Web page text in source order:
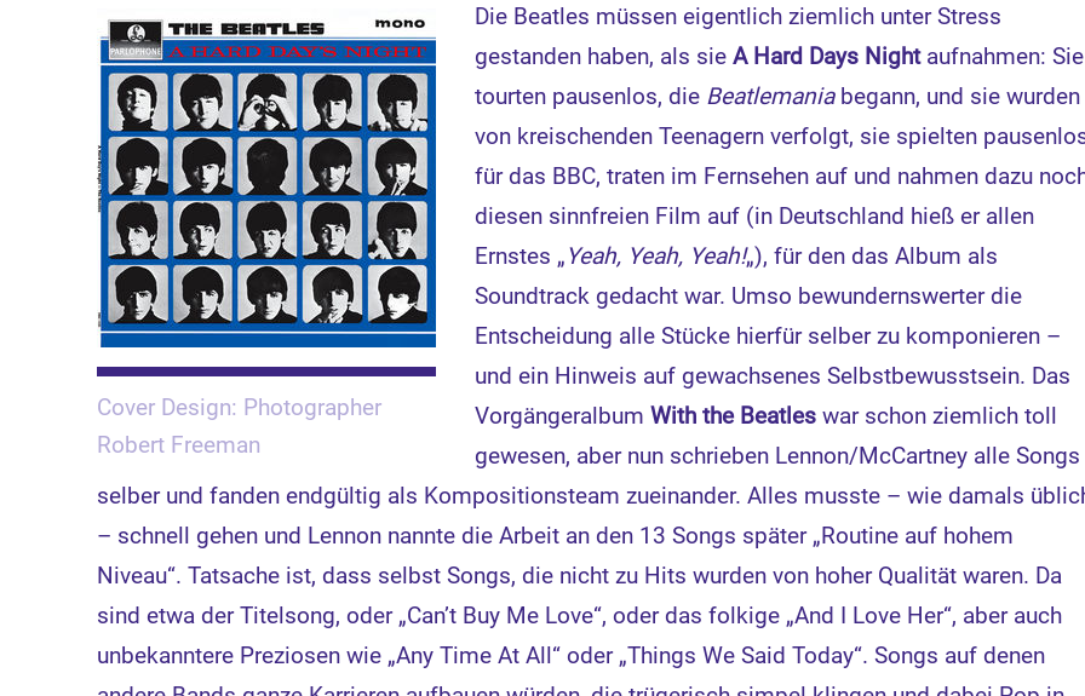
Cover Design: Photographer
Robert Freeman
Die Beatles müssen eigentlich ziemlich unter Stress
gestanden haben, als sieA Hard Days Nightaufnahmen: Sie
tourten pausenlos, die Beatlemaniabegann, und sie wurden
von kreischenden Teenagern verfolgt, sie spielten
für das BBC, traten im Fernsehen auf und nahmen dazu
diesen sinnfreien Film auf (in Deutschland hieß er allen
Ernstes „Yeah, Yeah, Yeah!„), für den das Album als
Soundtrack gedacht war. Umso bewundernswerter die
Entscheidung alle Stücke hierfür selber zu komponieren –
und ein Hinweis auf gewachsenes Selbstbewusstsein. Das
VorgängeralbumWith the Beatles war schon ziemlich toll
gewesen, aber nun schrieben Lennon/McCartney alle Songs
selber und fanden endgültig als Kompositionsteam zueinander. Alles musste – wie damals
– schnell gehen und Lennon nannte die Arbeit an den 13 Songs später „Routine auf hohem
Niveau“. Tatsache ist, dass selbst Songs, die nicht zu Hits wurden von hoher Qualität waren. Da
sind etwa der Titelsong, oder „Can’t Buy Me Love“, oder das folkige „And I Love Her“, aber auch
unbekanntere Preziosen wie „Any Time At All“ oder „Things We Said Today“. Songs auf denen